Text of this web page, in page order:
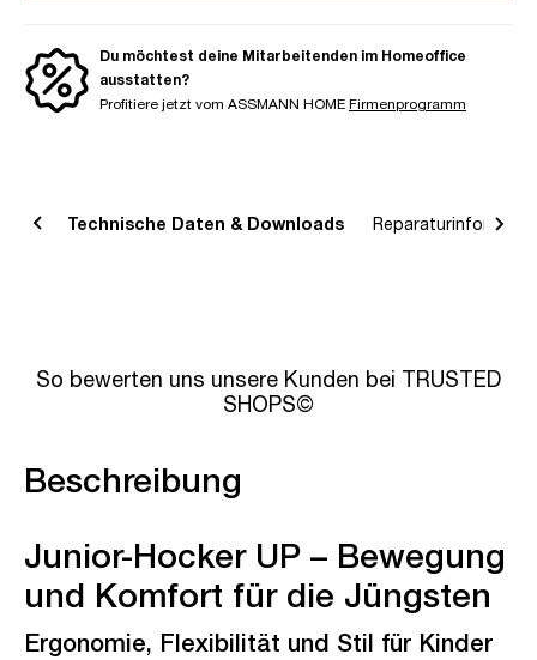
Du möchtest deine Mitarbeitenden im Homeoffice
ausstatten?
Profitiere jetzt vom ASSMANN HOME Firmenprogramm
Technische Daten & Downloads
So bewerten uns unsere Kunden bei TRUSTED
SHOPS©
Beschreibung
Junior-Hocker UP – Bewegung
und Komfort für die Jüngsten
Ergonomie, Flexibilität und Stil für Kinder